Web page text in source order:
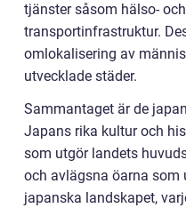
tjänster såsom hälso-
transportinfrastruktur.
omlokalisering av
utvecklade städer.
Sammantaget är de
Japans rika kultur och
som utgör landets
och avlägsna öarna som
japanska landskapet,